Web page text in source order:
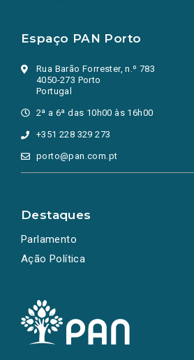
Espaço PAN Porto
Rua Barão Forrester, n.º 783
4050-273 Porto
Portugal
2ª a 6ª das 10h00 às 16h00
+351 228 329 273
porto@pan.com.pt
Destaques
Parlamento
Ação Política